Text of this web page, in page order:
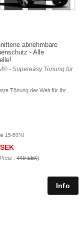
abnehmbare
- Alle
- Supereasy Tönung für
Tönung der Welt für Ihr
15-50%!
: 449 SEK)